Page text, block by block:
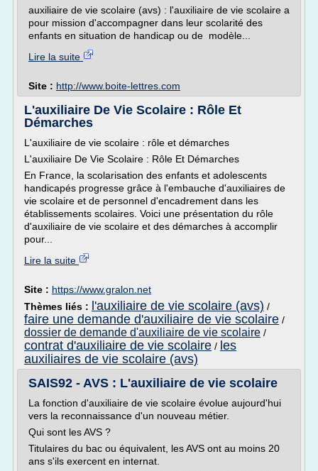
auxiliaire de vie scolaire (avs) : l'auxiliaire de vie scolaire a
pour mission d'accompagner dans leur scolarité des
enfants en situation de handicap ou de modèle...
Lire la suite
Site : http://www.boite-lettres.com
L'auxiliaire De Vie Scolaire : Rôle Et
Démarches
L'auxiliaire de vie scolaire : rôle et démarches
L'auxiliaire De Vie Scolaire : Rôle Et Démarches
En France, la scolarisation des enfants et adolescents
handicapés progresse grâce à l'embauche d'auxiliaires de
vie scolaire et de personnel d'encadrement dans les
établissements scolaires. Voici une présentation du rôle
d'auxiliaire de vie scolaire et des démarches à accomplir
pour...
Lire la suite
Site : https://www.gralon.net
Thèmes liés :
l'auxiliaire de vie scolaire (avs) /
faire une demande d'auxiliaire de vie scolaire /
dossier de demande d'auxiliaire de vie scolaire /
contrat d'auxiliaire de vie scolaire / les
auxiliaires de vie scolaire (avs)
SAIS92 - AVS : L'auxiliaire de vie scolaire
La fonction d'auxiliaire de vie scolaire évolue aujourd'hui
vers la reconnaissance d'un nouveau métier.
Qui sont les AVS ?
Titulaires du bac ou équivalent, les AVS ont au moins 20
ans s'ils exercent en internat.